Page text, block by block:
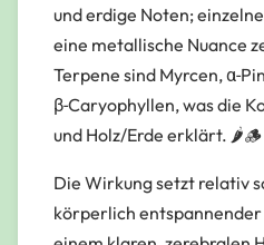
und erdige Noten;
eine metallische Nuance
Terpene sind Myrcen,
β‑Caryophyllen, was die
und Holz/Erde erklärt. 🌶️🪵
Die Wirkung setzt relativ
körperlich entspannender